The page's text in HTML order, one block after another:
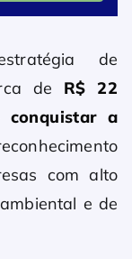
de
de R$ 22
conquistar a
com alto
e de